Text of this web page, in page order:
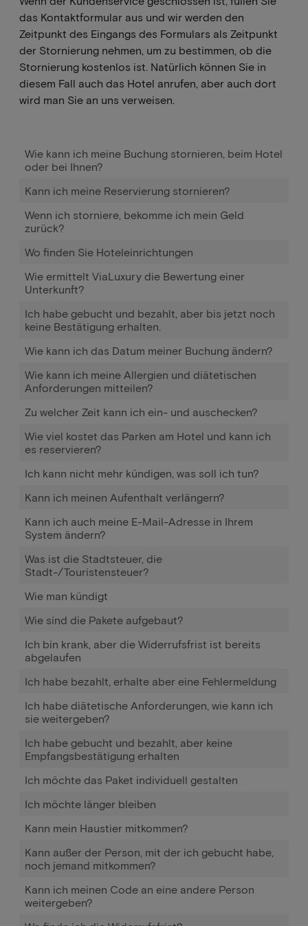
Wie kann ich meine Buchung stornieren, beim Hotel
oder bei Ihnen?
Kann ich meine Reservierung stornieren?
Wenn ich storniere, bekomme ich mein Geld
zurück?
Wo finden Sie Hoteleinrichtungen
Wie ermittelt ViaLuxury die Bewertung einer
Unterkunft?
Ich habe gebucht und bezahlt, aber bis jetzt noch
keine Bestätigung erhalten.
Wie kann ich das Datum meiner Buchung ändern?
Wie kann ich meine Allergien und diätetischen
Anforderungen mitteilen?
Zu welcher Zeit kann ich ein- und auschecken?
Wie viel kostet das Parken am Hotel und kann ich
es reservieren?
Ich kann nicht mehr kündigen, was soll ich tun?
Kann ich meinen Aufenthalt verlängern?
Kann ich auch meine E-Mail-Adresse in Ihrem
System ändern?
Was ist die Stadtsteuer, die
Stadt-/Touristensteuer?
Wie man kündigt
Wie sind die Pakete aufgebaut?
Ich bin krank, aber die Widerrufsfrist ist bereits
abgelaufen
Ich habe bezahlt, erhalte aber eine Fehlermeldung
Ich habe diätetische Anforderungen, wie kann ich
sie weitergeben?
Ich habe gebucht und bezahlt, aber keine
Empfangsbestätigung erhalten
Ich möchte das Paket individuell gestalten
Ich möchte länger bleiben
Kann mein Haustier mitkommen?
Kann außer der Person, mit der ich gebucht habe,
noch jemand mitkommen?
Kann ich meinen Code an eine andere Person
weitergeben?
das Kontaktformular aus und wir werden den
Zeitpunkt des Eingangs des Formulars als Zeitpunkt
der Stornierung nehmen, um zu bestimmen, ob die
Stornierung kostenlos ist. Natürlich können Sie in
diesem Fall auch das Hotel anrufen, aber auch dort
wird man Sie an uns verweisen.